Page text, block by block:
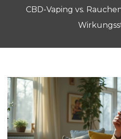
CBD-Vaping vs.